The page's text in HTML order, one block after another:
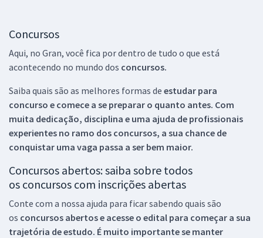
Concursos
Aqui, no Gran, você fica por dentro de tudo o que está
acontecendo no mundo dos concursos.
Saiba quais são as melhores formas de estudar para
concurso e comece a se preparar o quanto antes. Com
muita dedicação, disciplina e uma ajuda de profissionais
experientes no ramo dos concursos, a sua chance de
conquistar uma vaga passa a ser bem maior.
Concursos abertos: saiba sobre todos
os concursos com inscrições abertas
Conte com a nossa ajuda para ficar sabendo quais são
os concursos abertos e acesse o edital para começar a sua
trajetória de estudo. É muito importante se manter